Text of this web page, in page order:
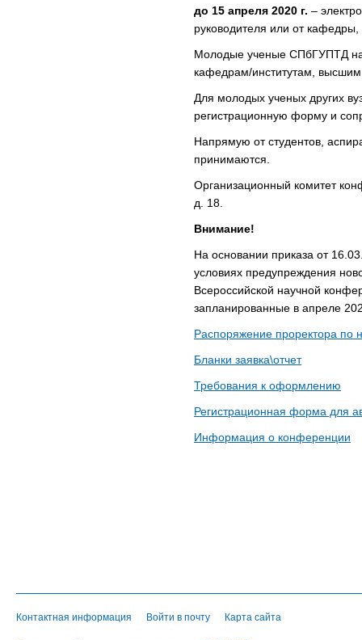
до 15 апреля 2020 г. –
руководителя или от кафедры,
Молодые ученые СПбГУПТД
кафедрам/институтам,
Для молодых ученых других
регистрационную форму и
Напрямую от студентов,
принимаются.
Организационный комитет
д. 18.
Внимание!
На основании приказа от
условиях предупреждения
Всероссийской научной
запланированные в апреле
Распоряжение проректора по
Бланки заявка\отчет
Требования к оформлению
Регистрационная форма для
Информация о конференции
Контактная информация Войти в почту Карта сайта